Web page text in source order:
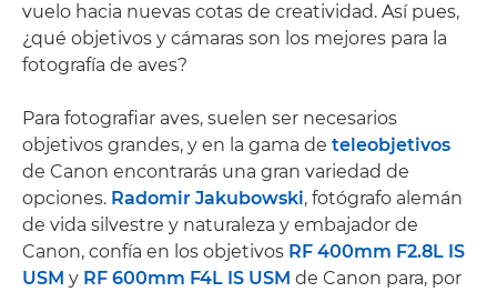
vuelo hacia nuevas cotas de creatividad. Así pues,
¿qué objetivos y cámaras son los mejores para la
fotografía de aves?
Para fotografiar aves, suelen ser necesarios
objetivos grandes, y en la gama de teleobjetivos
de Canon encontrarás una gran variedad de
opciones. Radomir Jakubowski, fotógrafo alemán
de vida silvestre y naturaleza y embajador de
Canon, confía en los objetivos RF 400mm F2.8L IS
USM y RF 600mm F4L IS USM de Canon para, por